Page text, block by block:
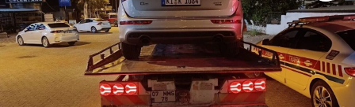
Politika
Spor
Turizm